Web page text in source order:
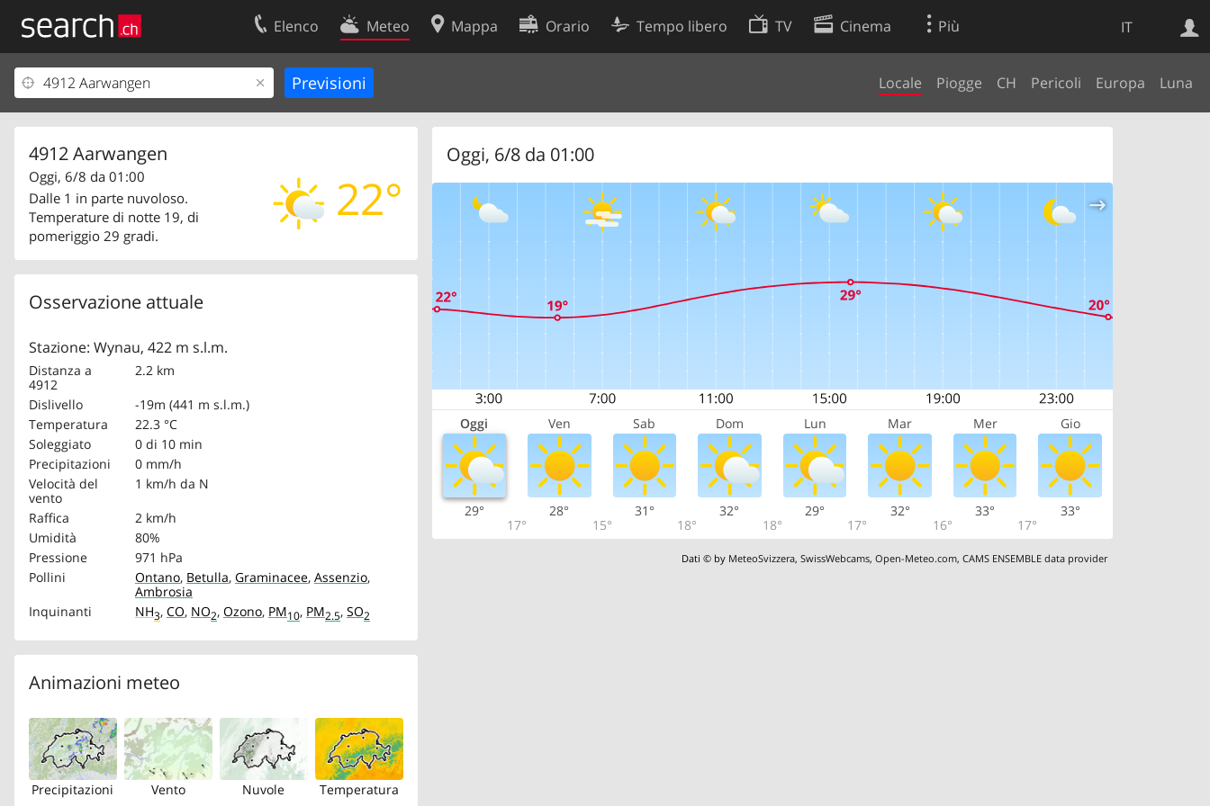
IT
Elenco Meteo Mappa Orario Tempo libero TV Cinema Più
Locale Piogge CH Pericoli Europa Luna
4912 Aarwangen
22°
Oggi, 6/8 da 01:00
Dalle 1 in parte nuvoloso.
Temperature di notte 19, di
pomeriggio 29 gradi.
Osservazione attuale
Stazione: Wynau, 422 m s.l.m.
Distanza a
4912
2.2 km
Dislivello
-19m (441 m s.l.m.)
Temperatura
22.3 °C
Soleggiato
0 di 10 min
Precipitazioni
0 mm/h
Velocità del
vento
1 km/h da N
Raffica
2 km/h
Umidità
80%
Pressione
971 hPa
Pollini
Ontano, Betulla, Graminacee, Assenzio,
Ambrosia
Inquinanti
NH3, CO, NO2, Ozono, PM10, PM2.5, SO2
Animazioni meteo
Precipitazioni Vento Nuvole Temperatura
Oggi, 6/8 da 01:00
Oggi Ven Sab Dom Lun Mar Mer Gio
29°
17°
28°
15°
31°
18°
32°
18°
29°
17°
32°
16°
33°
17°
33°
Dati © by MeteoSvizzera,SwissWebcams,Open-Meteo.com,CAMS ENSEMBLE data provider
Ricerca Web
Il vostro profolio
Area clienti
Contatti
Condizioni d’uso
Preferenze cookie